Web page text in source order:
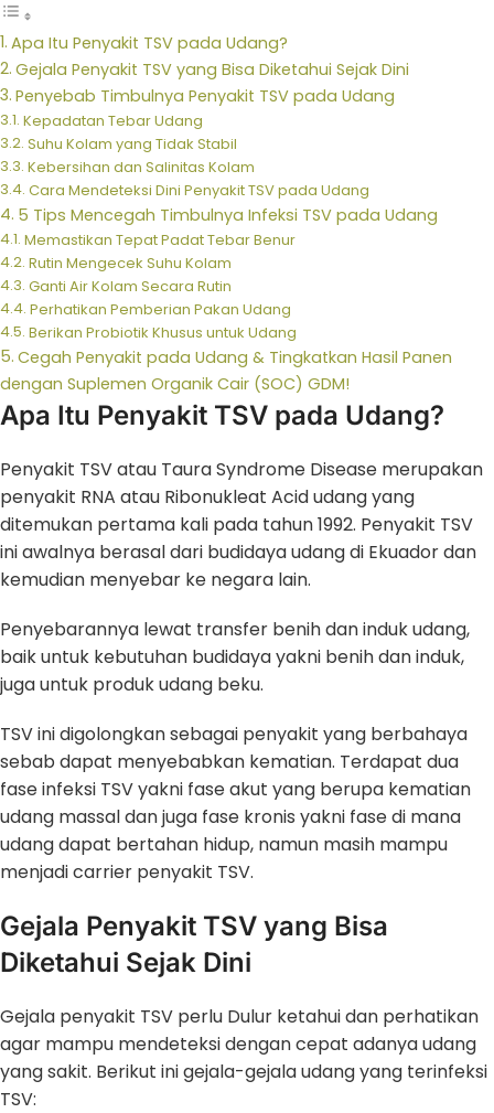
Apa Itu Penyakit TSV pada Udang?
Gejala Penyakit TSV yang Bisa Diketahui Sejak Dini
Penyebab Timbulnya Penyakit TSV pada Udang
Kepadatan Tebar Udang
Suhu Kolam yang Tidak Stabil
Kebersihan dan Salinitas Kolam
Cara Mendeteksi Dini Penyakit TSV pada Udang
5 Tips Mencegah Timbulnya Infeksi TSV pada Udang
Memastikan Tepat Padat Tebar Benur
Rutin Mengecek Suhu Kolam
Ganti Air Kolam Secara Rutin
Perhatikan Pemberian Pakan Udang
Berikan Probiotik Khusus untuk Udang
Cegah Penyakit pada Udang & Tingkatkan Hasil Panen
dengan Suplemen Organik Cair (SOC) GDM!
Apa Itu Penyakit TSV pada Udang?
Penyakit TSV atau Taura Syndrome Disease merupakan
penyakit RNA atau Ribonukleat Acid udang yang
ditemukan pertama kali pada tahun 1992. Penyakit TSV
ini awalnya berasal dari budidaya udang di Ekuador dan
kemudian menyebar ke negara lain.
Penyebarannya lewat transfer benih dan induk udang,
baik untuk kebutuhan budidaya yakni benih dan induk,
juga untuk produk udang beku.
TSV ini digolongkan sebagai penyakit yang berbahaya
sebab dapat menyebabkan kematian. Terdapat dua
fase infeksi TSV yakni fase akut yang berupa kematian
udang massal dan juga fase kronis yakni fase di mana
udang dapat bertahan hidup, namun masih mampu
menjadi carrier penyakit TSV.
Gejala Penyakit TSV yang Bisa
Diketahui Sejak Dini
Gejala penyakit TSV perlu Dulur ketahui dan perhatikan
agar mampu mendeteksi dengan cepat adanya udang
yang sakit. Berikut ini gejala-gejala udang yang terinfeksi
TSV: